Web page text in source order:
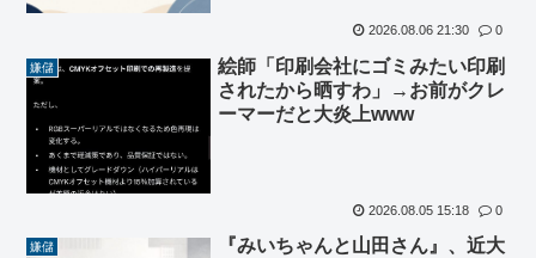
2026.08.06 21:30 0
嫌儲
絵師「印刷会社にゴミみたい印刷
されたから晒すわ」→お前がクレ
ーマーだと大炎上www
2026.08.05 15:18 0
嫌儲
『みいちゃんと山田さん』、近大